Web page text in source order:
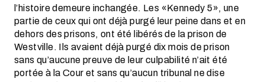
l’histoire demeure inchangée. Les «Kennedy 5», une
partie de ceux qui ont déjà purgé leur peine dans et en
dehors des prisons, ont été libérés de la prison de
Westville. Ils avaient déjà purgé dix mois de prison
sans qu’aucune preuve de leur culpabilité n’ait été
portée à la Cour et sans qu’aucun tribunal ne dise